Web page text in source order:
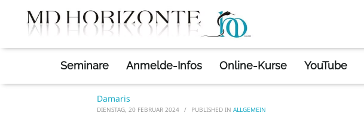
Seminare Anmelde-Infos Online-Kurse YouTube
HOME Allgemein »FGM_C
FGM_C
Damaris
DIENSTAG, 20 FEBRUAR 2024 / PUBLISHED IN ALLGEMEIN